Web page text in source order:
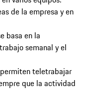
de la empresa y en
basa en la
semanal y el
teletrabajar
que la actividad